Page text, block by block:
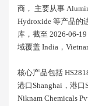
商， 主要从事
Hydroxide 等产品的
库，截至 2026-06-
域覆盖 India，
核心产品包括
港口shanghai，港
Niknam Chemicals